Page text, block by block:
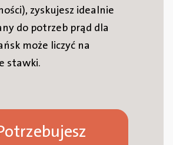
zyskujesz idealnie
do potrzeb prąd dla
może liczyć na
stawki.